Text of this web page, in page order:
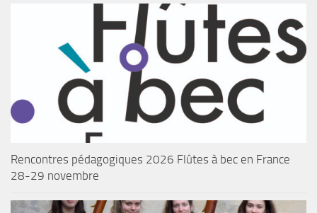
Rencontres pédagogiques 2026 Flûtes à bec en France
28-29 novembre